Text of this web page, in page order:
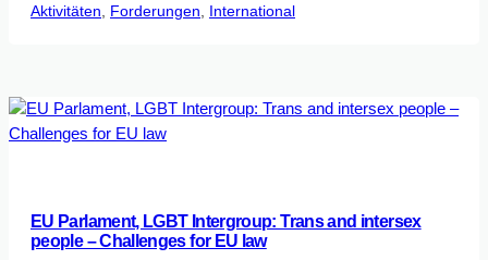
Brief
die
Hohe
Nationen
für
Aktivitäten Forderungen International
EU Parlament, LGBT Intergroup: Trans and intersex
people – Challenges for EU law